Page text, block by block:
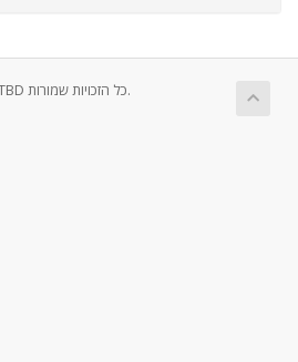
זכויות יוצרים © 2026 SK HOSTBD כל הזכויות שמורות.